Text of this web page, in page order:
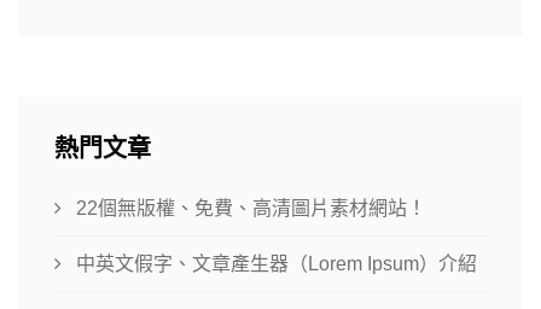
熱門文章
22個無版權、免費、高清圖片素材網站！
中英文假字、文章產生器（Lorem Ipsum）介紹